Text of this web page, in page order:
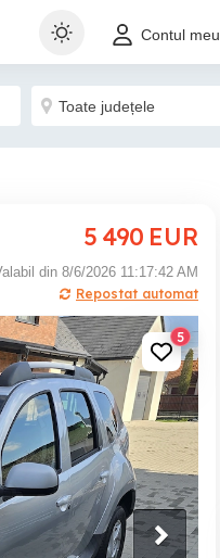
Contul meu
5 490 EUR
din 8/6/2026 11:17:42 AM
Repostat automat
5